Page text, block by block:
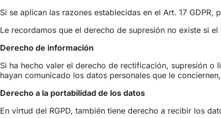
Si se aplican las razones establecidas en el Art. 17
Le recordamos que el derecho de supresión no existe si
Derecho de información
Si ha hecho valer el derecho de rectificación, supresión
hayan comunicado los datos personales que le
Derecho a la portabilidad de los datos
En virtud del RGPD, también tiene derecho a recibir los